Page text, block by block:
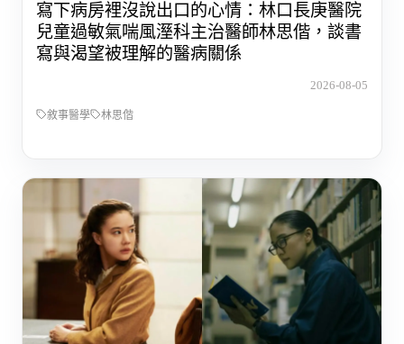
寫下病房裡沒說出口的心情：林口長庚醫院
兒童過敏氣喘風溼科主治醫師林思偕，談書
寫與渴望被理解的醫病關係
2026-08-05
敘事醫學 林思偕